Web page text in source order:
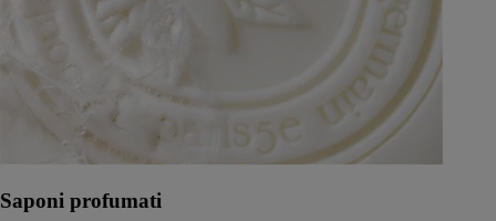
Saponi profumati